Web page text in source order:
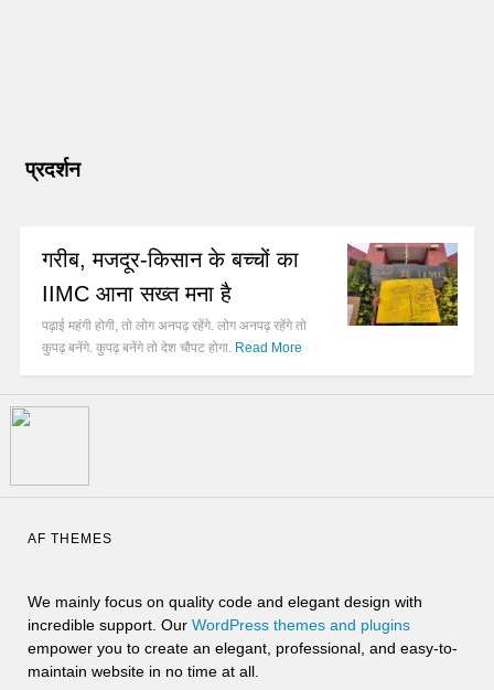
प्रदर्शन
गरीब, मजदूर-किसान के बच्चों का
IIMC आना सख्त मना है
पढ़ाई महंगी होगी, तो लोग अनपढ़ रहेंगे. लोग अनपढ़ रहेंगे तो
कुपढ़ बनेंगे. कुपढ़ बनेंगे तो देश चौपट होगा. Read More
AF THEMES
We mainly focus on quality code and elegant design with
incredible support. Our WordPress themes and plugins
empower you to create an elegant, professional, and easy-to-
maintain website in no time at all.